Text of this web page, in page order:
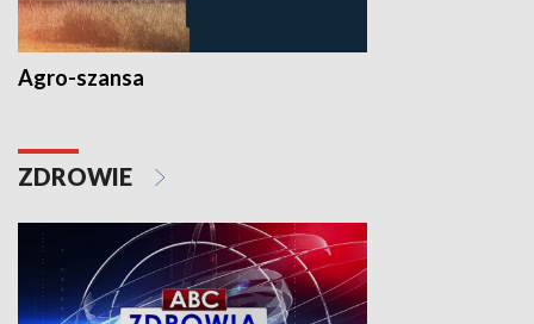
Agro-szansa
ZDROWIE